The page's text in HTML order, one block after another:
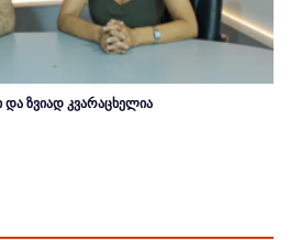
ზვიად კვარაცხელია